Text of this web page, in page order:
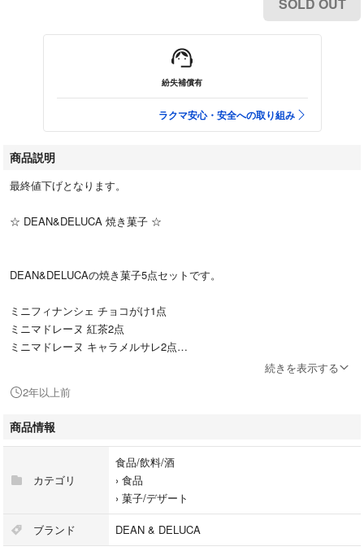
紛失補償有
ラクマ安心・安全への取り組み
商品説明
最終値下げとなります。
☆ DEAN&DELUCA 焼き菓子 ☆
DEAN&DELUCAの焼き菓子5点セットです。
ミニフィナンシェ チョコがけ1点
ミニマドレーヌ 紅茶2点
ミニマドレーヌ キャラメルサレ2点
ゆうパケットポストの発送で予定しております。
チョコが溶ける場合もありますので、ご了承ください。
続きを表示する
2年以上前
商品情報
カテゴリ
食品/飲料/酒
› 食品
› 菓子/デザート
ブランド DEAN & DELUCA